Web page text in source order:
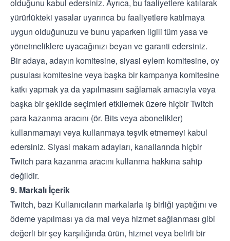
olduğunu kabul edersiniz. Ayrıca, bu faaliyetlere katılarak
yürürlükteki yasalar uyarınca bu faaliyetlere katılmaya
uygun olduğunuzu ve bunu yaparken ilgili tüm yasa ve
yönetmeliklere uyacağınızı beyan ve garanti edersiniz.
Bir adaya, adayın komitesine, siyasi eylem komitesine, oy
pusulası komitesine veya başka bir kampanya komitesine
katkı yapmak ya da yapılmasını sağlamak amacıyla veya
başka bir şekilde seçimleri etkilemek üzere hiçbir Twitch
para kazanma aracını (ör. Bits veya abonelikler)
kullanmamayı veya kullanmaya teşvik etmemeyi kabul
edersiniz. Siyasi makam adayları, kanallarında hiçbir
Twitch para kazanma aracını kullanma hakkına sahip
değildir.
9. Markalı İçerik
Twitch, bazı Kullanıcıların markalarla iş birliği yaptığını ve
ödeme yapılması ya da mal veya hizmet sağlanması gibi
değerli bir şey karşılığında ürün, hizmet veya belirli bir